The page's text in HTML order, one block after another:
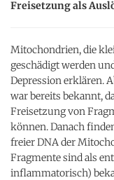
Freisetzung als
Mitochondrien, die
geschädigt werden
Depression erklären.
war bereits bekannt,
Freisetzung von
können. Danach
freier DNA der
Fragmente sind als
inflammatorisch)